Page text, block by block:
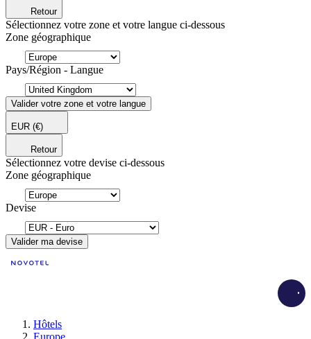
Retour
Sélectionnez votre zone et votre langue ci-dessous
Zone géographique
Pays/Région - Langue
Valider votre zone et votre langue
EUR (€)
Retour
Sélectionnez votre devise ci-dessous
Zone géographique
Devise
Valider ma devise
Hôtels
Europe